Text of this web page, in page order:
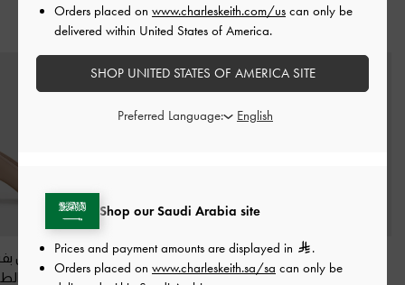
قد يعجبك آيضاً
حذاء سنيكرز بلاتفورم
بنعل مخطط من
حذاء ماري جين بروج بحزام
مزدوج-تان
حذاء ماري جين
لون البشرة
Shop our Saudi Arabia site
Prices and payment amounts are displayed in
.
Orders placed on www.charleskeith.sa/sa can only be
Orders placed on www.charleskeith.com/us can only be
delivered within United States of America.
SHOP UNITED STATES OF AMERICA SITE
Preferred Language: